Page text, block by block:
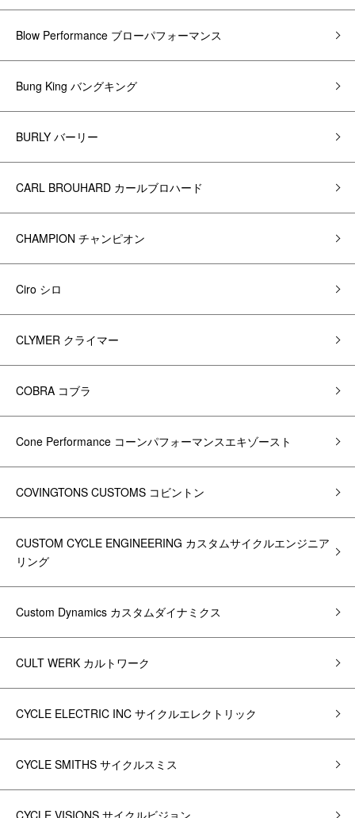
Blow Performance ブローパフォーマンス
Bung King バングキング
BURLY バーリー
CARL BROUHARD カールブロハード
CHAMPION チャンピオン
Ciro シロ
CLYMER クライマー
COBRA コブラ
Cone Performance コーンパフォーマンスエキゾースト
COVINGTONS CUSTOMS コビントン
CUSTOM CYCLE ENGINEERING カスタムサイクルエンジニア
リング
Custom Dynamics カスタムダイナミクス
CULT WERK カルトワーク
CYCLE ELECTRIC INC サイクルエレクトリック
CYCLE SMITHS サイクルスミス